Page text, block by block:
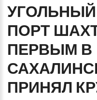
УГОЛЬНЫЙ
ПОРТ
ПЕРВЫМ В
ПРИНЯЛ